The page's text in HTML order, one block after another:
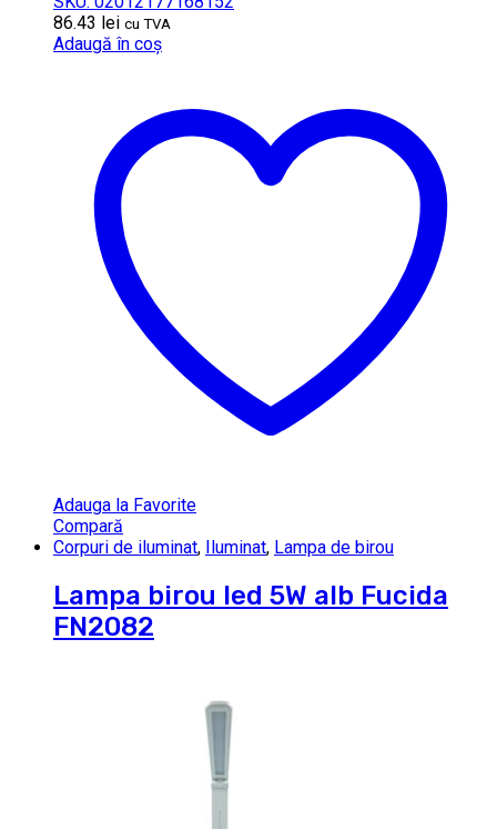
86.43 lei cu TVA
Adaugă în coș
Adauga la Favorite
Compară
Corpuri de iluminat, Iluminat, Lampa de birou
Lampa birou led 5W alb Fucida
FN2082